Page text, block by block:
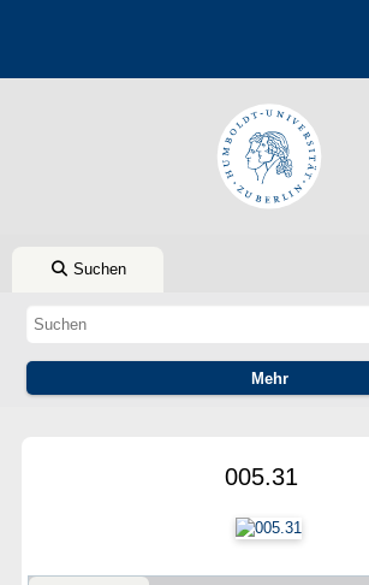
Suchen
005.31